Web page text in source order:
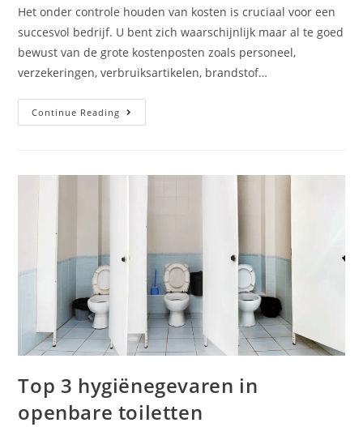
Het onder controle houden van kosten is cruciaal voor een
succesvol bedrijf. U bent zich waarschijnlijk maar al te goed
bewust van de grote kostenposten zoals personeel,
verzekeringen, verbruiksartikelen, brandstof…
Continue Reading
Top 3 hygiënegevaren in
openbare toiletten